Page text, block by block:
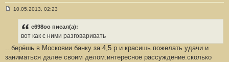
н
и
10.05.2013, 02:23
c698oo писал(а):
вот как с ними разговаривать
...берёшь в Московии банку за 4,5 р и красишь.пожелать удачи и
заниматься далее своим делом.интересное рассуждение.сколько